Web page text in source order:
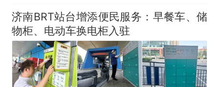
济南BRT站台增添便民服务：早餐车、储
物柜、电动车换电柜入驻